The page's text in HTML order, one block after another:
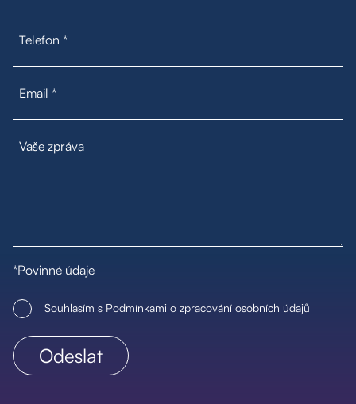
*Povinné údaje
Souhlasím s Podmínkami o zpracování osobních údajů